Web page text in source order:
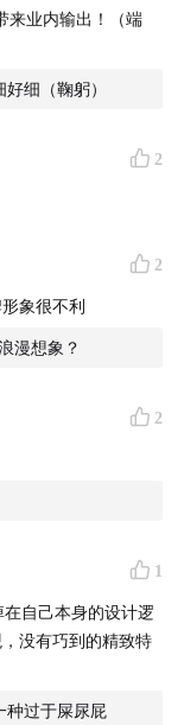
注“在场证明”即
来业内输出！（端
细（鞠躬）
2
2
象很不利
漫想象？
2
1
自己本身的设计逻
没有巧到的精致特
种过于屎尿屁